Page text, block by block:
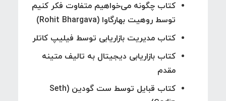
کتاب چگونه می‌خواهیم متفاوت فکر کنیم
توسط روهیت بهارگاوا (Rohit Bhargava)
کتاب مدیریت بازاریابی توسط فیلیپ کاتلر
کتاب بازاریابی دیجیتال به تالیف متینه
مقدم
کتاب قبایل توسط ست گودین (Seth